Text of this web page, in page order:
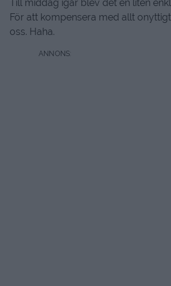
Till middag igår blev det en liten
För att kompensera med allt
oss. Haha.